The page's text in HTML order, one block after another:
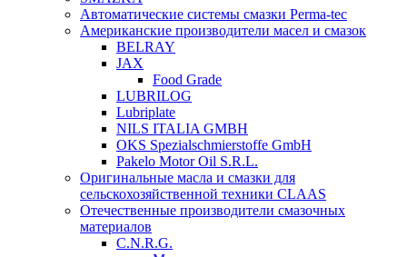
Автоматические системы смазки Perma-tec
Американские производители масел и смазок
BELRAY
JAX
Food Grade
LUBRILOG
Lubriplate
NILS ITALIA GMBH
OKS Spezialschmierstoffe GmbH
Pakelo Motor Oil S.R.L.
Оригинальные масла и смазки для
сельскохозяйственной техники CLAAS
Отечественные производители смазочных
материалов
C.N.R.G.